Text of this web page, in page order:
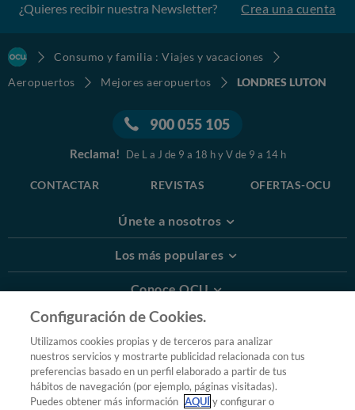
¿Quieres recibir nuestra Newsletter? Crea una cuenta
Consumo y familia : Viajes y vacaciones
Aeropuertos
Mejores aeropuertos LONDRES LUTON
900 055 105
Reclama! De L a J de 9 a 18 h y V de 9 a 14 h
CONTACTAR REVISTAS OFERTAS-OCU
Únete a nosotros
Los más populares
Conoce OCU
Más Información
© 2026 OCU
Condiciones generales de contratación de OCU
Política de privacidad
Configuración de Cookies.
Utilizamos cookies propias y de terceros para analizar
nuestros servicios y mostrarte publicidad relacionada con tus
preferencias basado en un perfil elaborado a partir de tus
hábitos de navegación (por ejemplo, páginas visitadas).
Puedes obtener más información AQUÍy configurar o